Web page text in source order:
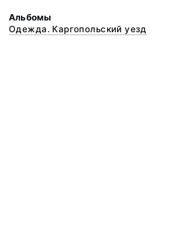
Альбомы
Одежда. Каргопольский уезд